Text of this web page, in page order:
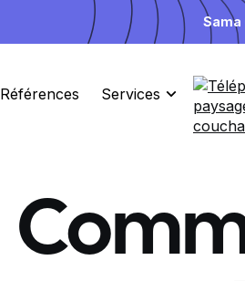
Sama
Références Services